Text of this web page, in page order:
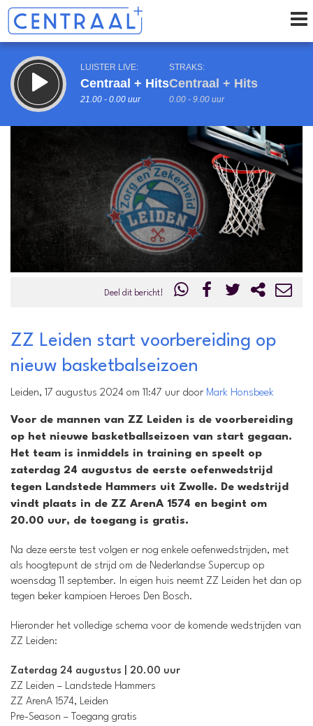
LUISTER LIVE:
Centraal + Hits
21.00 - 0.00 uur
STRAKS:
Centraal + Hits
0.00 - 9.00 uur
uur 1 van 0 Volgend uur
Deel dit bericht!
ZZ Leiden start voorbereiding op
nieuw basketbalseizoen
Leiden, 17 augustus 2024 om 11:47 uur door Mark Honsbeek
Voor de mannen van ZZ Leiden is de voorbereiding
op het nieuwe basketballseizoen van start gegaan.
Het team is inmiddels in training en speelt op
zaterdag 24 augustus de eerste oefenwedstrijd
tegen Landstede Hammers uit Zwolle. De wedstrijd
vindt plaats in de ZZ ArenA 1574 en begint om
20.00 uur, de toegang is gratis.
Na deze eerste test volgen er nog enkele oefenwedstrijden, met
als hoogtepunt de strijd om de Nederlandse Supercup op
woensdag 11 september. In eigen huis neemt ZZ Leiden het dan op
tegen beker kampioen Heroes Den Bosch.
Hieronder het volledige schema voor de komende wedstrijden van
ZZ Leiden:
Zaterdag 24 augustus | 20.00 uur
ZZ Leiden – Landstede Hammers
ZZ ArenA 1574, Leiden
Pre-Season – Toegang gratis